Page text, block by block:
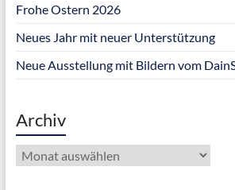
Frohe Ostern 2026
Neues Jahr mit neuer Unterstützung
Neue Ausstellung mit Bildern vom
Archiv
Archiv